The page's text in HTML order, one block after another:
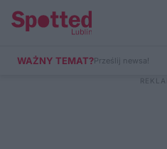
WAŻNY TEMAT?Prześlij newsa!